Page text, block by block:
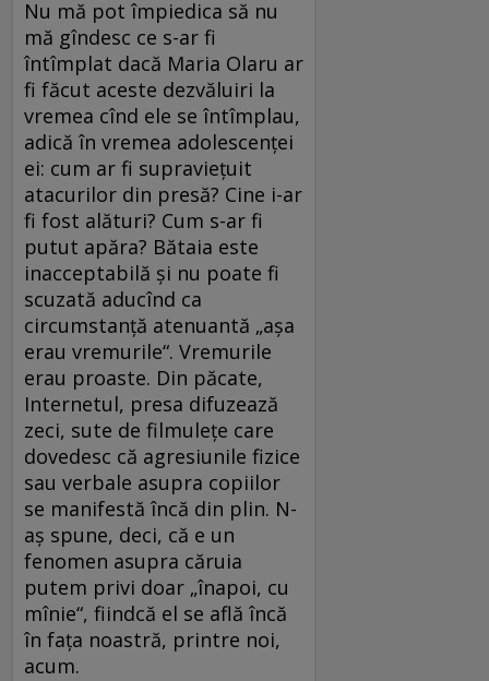
Nu mă pot împiedica să nu
mă gîndesc ce s-ar fi
întîmplat dacă Maria Olaru ar
fi făcut aceste dezvăluiri la
vremea cînd ele se întîmplau,
adică în vremea adolescenței
ei: cum ar fi supraviețuit
atacurilor din presă? Cine i-ar
fi fost alături? Cum s-ar fi
putut apăra? Bătaia este
inacceptabilă și nu poate fi
scuzată aducînd ca
circumstanță atenuantă „așa
erau vremurile“. Vremurile
erau proaste. Din păcate,
Internetul, presa difuzează
zeci, sute de filmulețe care
dovedesc că agresiunile fizice
sau verbale asupra copiilor
se manifestă încă din plin. N-
aș spune, deci, că e un
fenomen asupra căruia
putem privi doar „înapoi, cu
mînie“, fiindcă el se află încă
în fața noastră, printre noi,
acum.